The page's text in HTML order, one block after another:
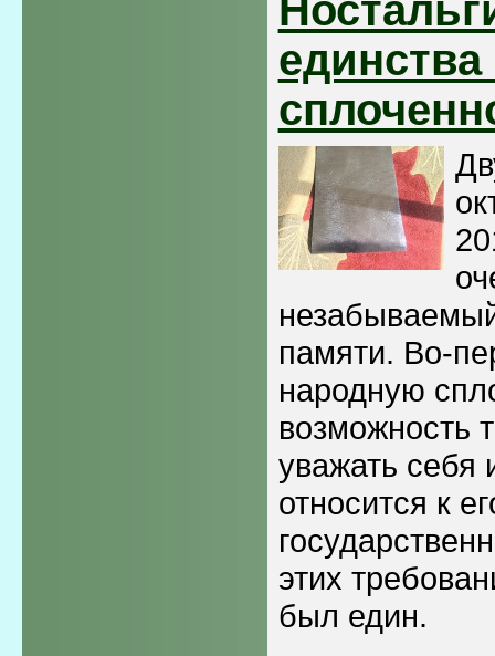
единства
памяти. Во-
народную
возможность
уважать себя
относится к
этих
был един.